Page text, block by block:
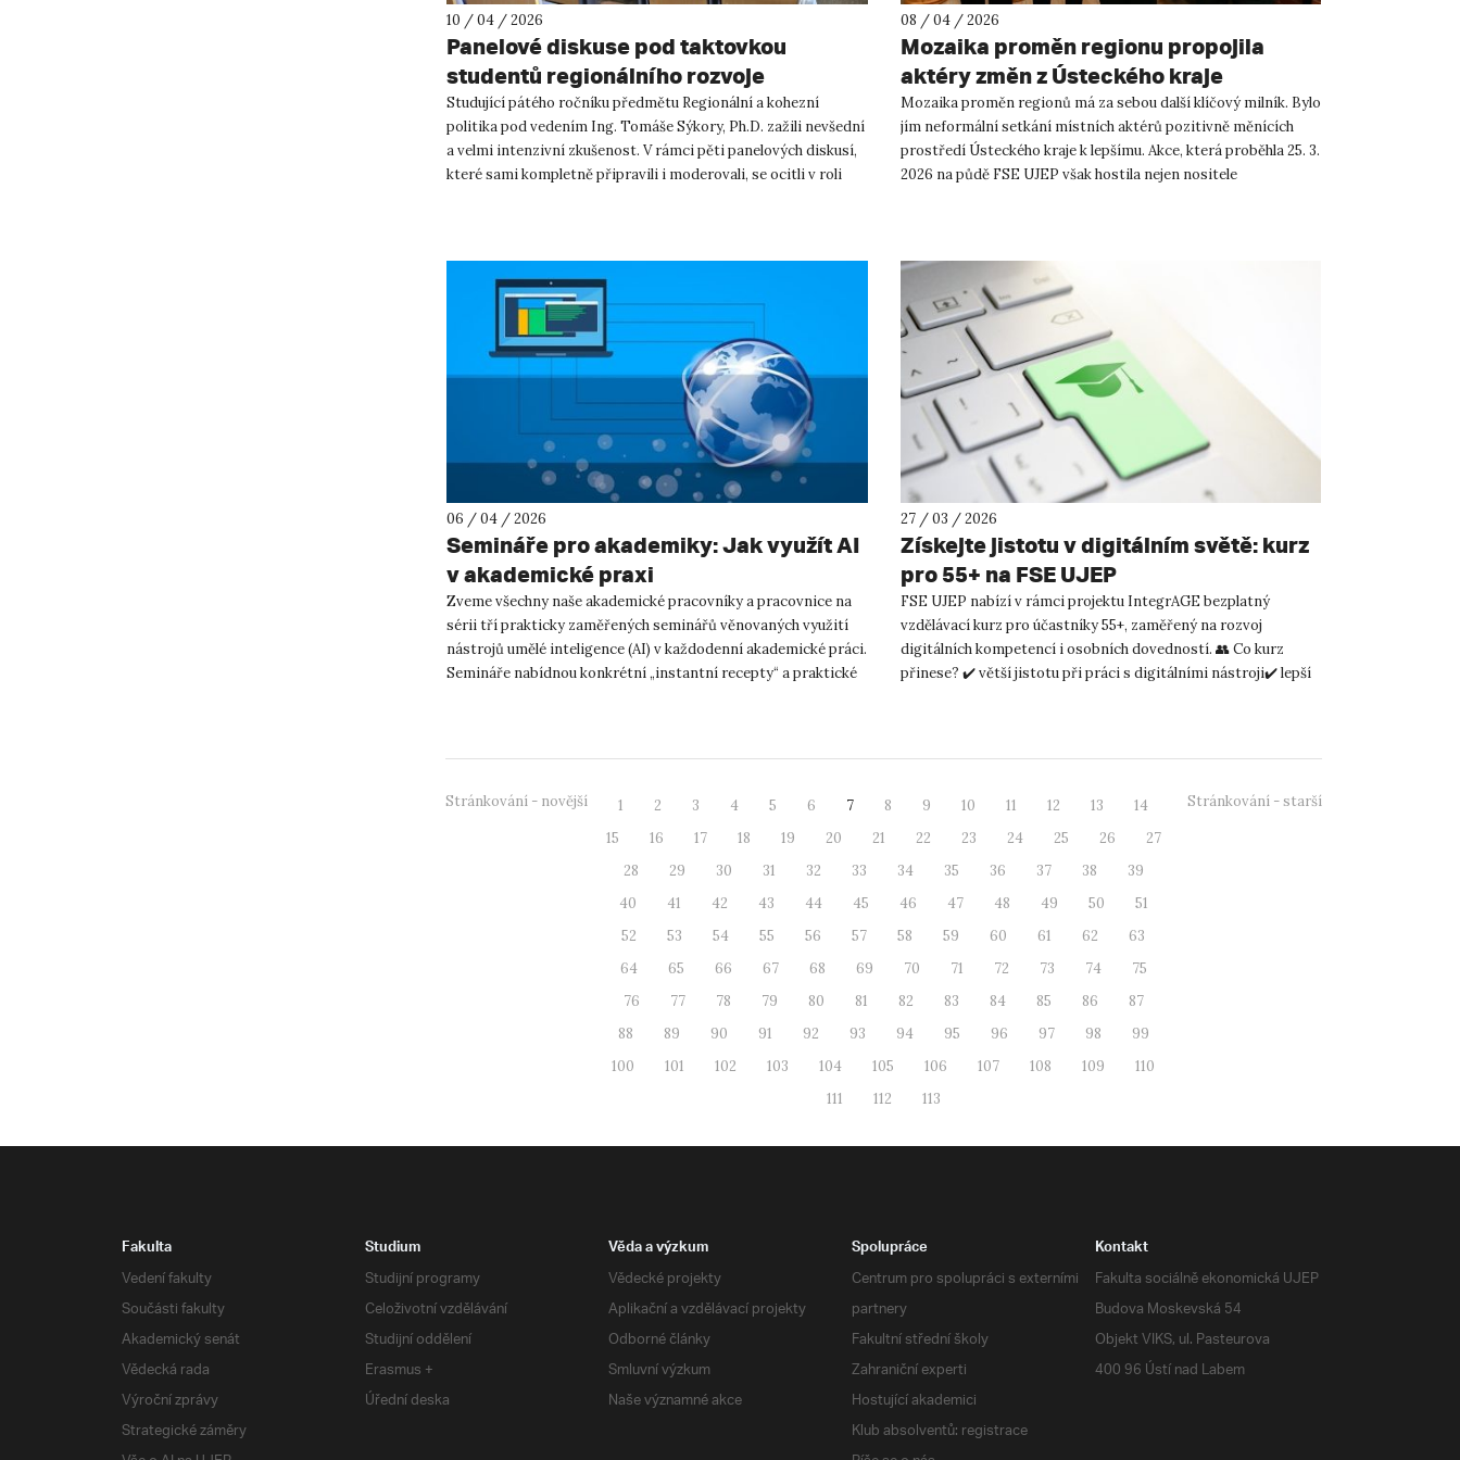
10 / 04 / 2026
Panelové diskuse pod taktovkou
studentů regionálního rozvoje
Studující pátého ročníku předmětu Regionální a kohezní
politika pod vedením Ing. Tomáše Sýkory, Ph.D. zažili nevšední
a velmi intenzivní zkušenost. V rámci pěti panelových diskusí,
které sami kompletně připravili i moderovali, se ocitli v roli
08 / 04 / 2026
Mozaika proměn regionu propojila
aktéry změn z Ústeckého kraje
Mozaika proměn regionů má za sebou další klíčový milník. Bylo
jím neformální setkání místních aktérů pozitivně měnících
prostředí Ústeckého kraje k lepšímu. Akce, která proběhla 25. 3.
2026 na půdě FSE UJEP však hostila nejen nositele
06 / 04 / 2026
Semináře pro akademiky: Jak využít AI
v akademické praxi
Zveme všechny naše akademické pracovníky a pracovnice na
sérii tří prakticky zaměřených seminářů věnovaných využití
nástrojů umělé inteligence (AI) v každodenní akademické práci.
Semináře nabídnou konkrétní „instantní recepty“ a praktické
27 / 03 / 2026
Získejte jistotu v digitálním světě: kurz
pro 55+ na FSE UJEP
FSE UJEP nabízí v rámci projektu IntegrAGE bezplatný
vzdělávací kurz pro účastníky 55+, zaměřený na rozvoj
digitálních kompetencí i osobních dovedností. 👥 Co kurz
přinese? ✔️ větší jistotu při práci s digitálními nástroji✔️ lepší
Stránkování - novější 1 2 3 4 5 6 7 8 9 10 11 12 13
14
15
16 17 18 19 20 21 22 23 24 25 26
27
28
29 30 31 32 33 34 35 36 37 38
39
40
41 42 43 44 45 46 47 48 49 50
51
52
53 54 55 56 57 58 59 60 61 62
63
64
65 66 67 68 69 70 71 72 73 74
75
76
77 78 79 80 81 82 83 84 85 86
87
88
89 90 91 92 93 94 95 96 97 98
99
100
101 102 103 104 105 106 107 108 109
110
111
112 113
Stránkování - starší
Fakulta
Vedení fakulty
Součásti fakulty
Akademický senát
Vědecká rada
Výroční zprávy
Strategické záměry
Studium
Studijní programy
Celoživotní vzdělávání
Studijní oddělení
Erasmus +
Úřední deska
Věda a výzkum
Vědecké projekty
Aplikační a vzdělávací projekty
Odborné články
Smluvní výzkum
Naše významné akce
Spolupráce
Centrum pro spolupráci s externími
partnery
Fakultní střední školy
Zahraniční experti
Hostující akademici
Klub absolventů: registrace
Kontakt
Fakulta sociálně ekonomická UJEP
Budova Moskevská 54
Objekt VIKS, ul. Pasteurova
400 96 Ústí nad Labem